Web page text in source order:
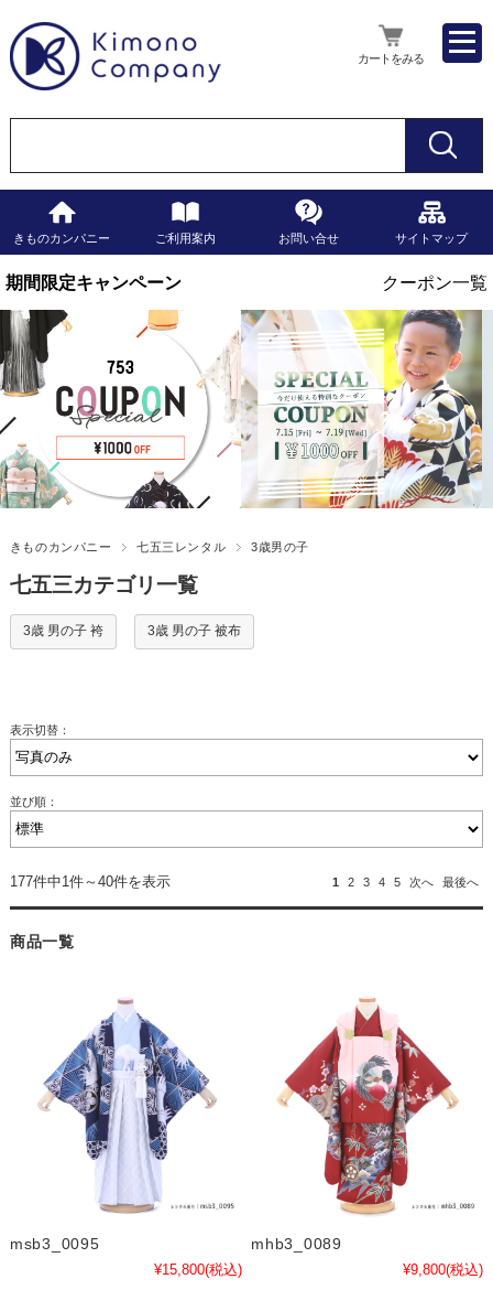
カートをみる
きものカンパニー ご利用案内 お問い合せ サイトマップ
きものカンパニー 七五三レンタル 3歳男の子
七五三カテゴリ一覧
3歳 男の子 袴 3歳 男の子 被布
表示切替：
並び順：
177件中1件～40件を表示 1 2 3 4 5 次へ 最後へ
商品一覧
msb3_0095
¥15,800(税込)
mhb3_0089
¥9,800(税込)